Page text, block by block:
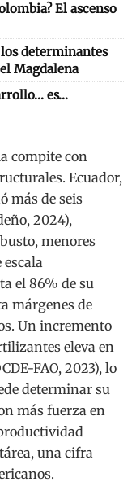
El ascenso
determinantes
Magdalena
es…
compite con
Ecuador,
más de seis
2024),
menores
escala
el 86% de su
márgenes de
Un incremento
eleva en
FAO, 2023), lo
determinar su
más fuerza en
una cifra